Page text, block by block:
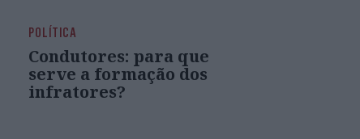
POLÍTICA
Condutores: para que
serve a formação dos
infratores?